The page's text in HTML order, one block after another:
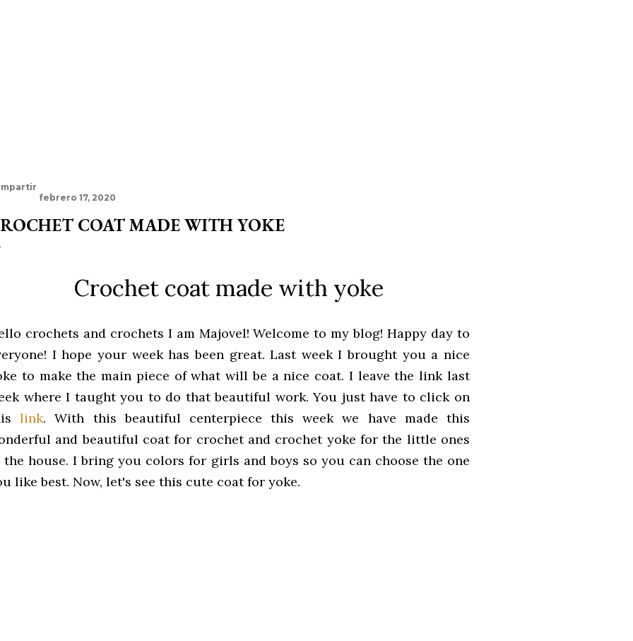
febrero 17, 2020
COAT MADE WITH YOKE
Crochet coat made with yoke
crochets and crochets I am Majovel! Welcome to my blog! Happy day to
I hope your week has been great. Last week I brought you a nice
to make the main piece of what will be a nice coat. I leave the link last
where I taught you to do that beautiful work. You just have to click on
link. With this beautiful centerpiece this week we have made this
and beautiful coat for crochet and crochet yoke for the little ones
the house. I bring you colors for girls and boys so you can choose the one
like best. Now, let's see this cute coat for yoke.